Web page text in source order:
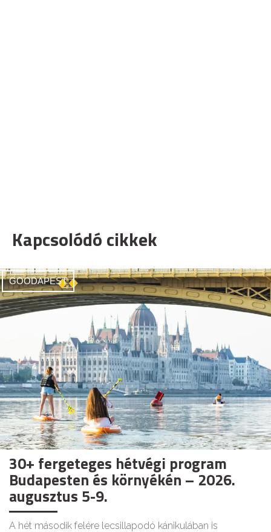
Kapcsolódó cikkek
GOODAPEST
30+ fergeteges hétvégi program
Budapesten és környékén – 2026.
augusztus 5-9.
A hét második felére lecsillapodó kánikulában is